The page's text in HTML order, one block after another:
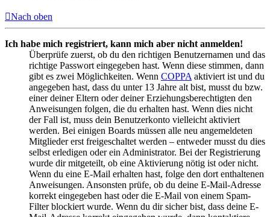
Nach oben
Ich habe mich registriert, kann mich aber nicht anmelden!
Überprüfe zuerst, ob du den richtigen Benutzernamen und das
richtige Passwort eingegeben hast. Wenn diese stimmen, dann
gibt es zwei Möglichkeiten. Wenn COPPA aktiviert ist und du
angegeben hast, dass du unter 13 Jahre alt bist, musst du bzw.
einer deiner Eltern oder deiner Erziehungsberechtigten den
Anweisungen folgen, die du erhalten hast. Wenn dies nicht
der Fall ist, muss dein Benutzerkonto vielleicht aktiviert
werden. Bei einigen Boards müssen alle neu angemeldeten
Mitglieder erst freigeschaltet werden – entweder musst du dies
selbst erledigen oder ein Administrator. Bei der Registrierung
wurde dir mitgeteilt, ob eine Aktivierung nötig ist oder nicht.
Wenn du eine E-Mail erhalten hast, folge den dort enthaltenen
Anweisungen. Ansonsten prüfe, ob du deine E-Mail-Adresse
korrekt eingegeben hast oder die E-Mail von einem Spam-
Filter blockiert wurde. Wenn du dir sicher bist, dass deine E-